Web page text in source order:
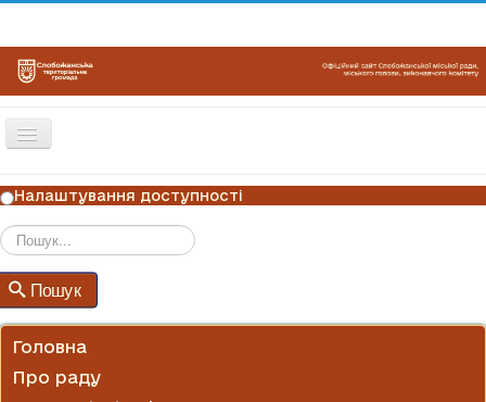
Перемикач
ГОЛОВНА
НОВИНИ
ОГОЛОШЕННЯ
ГРАФІКИ ПРИЙОМУ
Налаштування доступності
Пошук
Головна
Про раду